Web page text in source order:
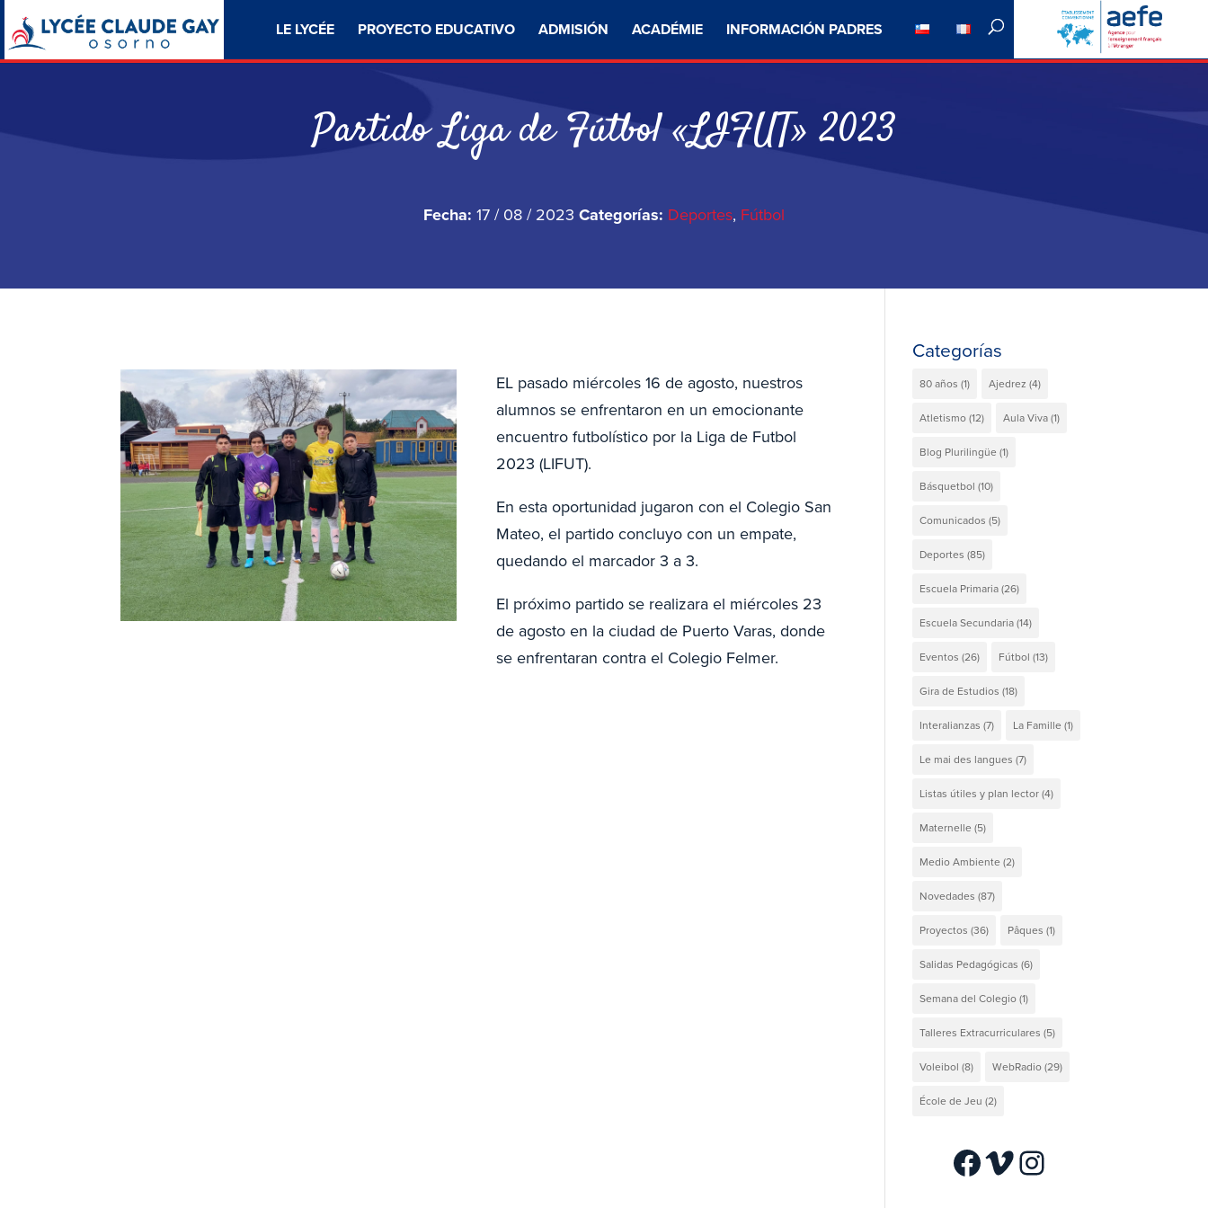
LE LYCÉE PROYECTO EDUCATIVO ADMISIÓN ACADÉMIE INFORMACIÓN PADRES
Partido Liga de Fútbol «LIFUT» 2023
Fecha: 17 / 08 / 2023 Categorías: Deportes, Fútbol
EL pasado miércoles 16 de agosto, nuestros
alumnos se enfrentaron en un emocionante
encuentro futbolístico por la Liga de Futbol
2023 (LIFUT).
En esta oportunidad jugaron con el Colegio San
Mateo, el partido concluyo con un empate,
quedando el marcador 3 a 3.
El próximo partido se realizara el miércoles 23
de agosto en la ciudad de Puerto Varas, donde
se enfrentaran contra el Colegio Felmer.
Categorías
80 años (1) Ajedrez (4)
Atletismo(12) Aula Viva(1)
Blog Plurilingüe (1)
Básquetbol (10)
Comunicados (5)
Deportes (85)
Escuela Primaria(26)
Escuela Secundaria(14)
Eventos (26) Fútbol (13)
Gira de Estudios (18)
Interalianzas (7) La Famille (1)
Le mai des langues (7)
Listas útiles y plan lector(4)
Maternelle (5)
Medio Ambiente (2)
Novedades (87)
Proyectos (36) Pâques (1)
Salidas Pedagógicas (6)
Semana del Colegio(1)
Talleres Extracurriculares (5)
Voleibol (8) WebRadio(29)
École de Jeu (2)
Facebook
VimeoInstagram